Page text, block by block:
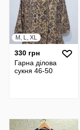
M, L, XL
330 грн
Гарна ділова
сукня 46-50